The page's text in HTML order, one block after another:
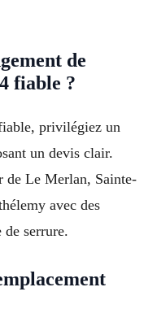
de
fiable ?
privilégiez un
un devis clair.
de Le Merlan, Sainte-
avec des
de serrure.